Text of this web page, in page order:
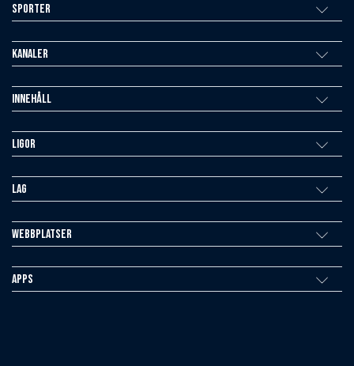
Sporter
Kanaler
Innehåll
Ligor
Lag
Webbplatser
Apps